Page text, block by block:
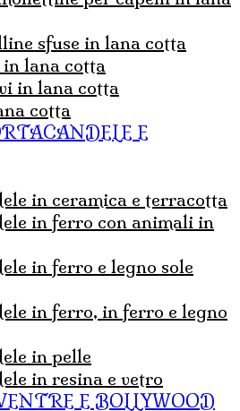
sfuse in lana cotta
in lana cotta
in lana cotta
cotta
in ceramica e terracotta
in pelle
in resina e vetro
E BOLLYWOOD